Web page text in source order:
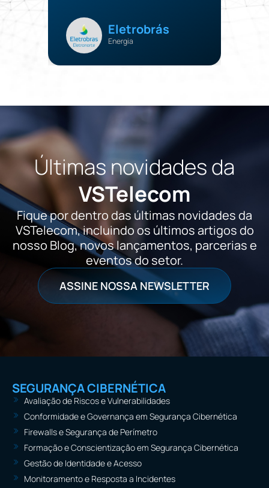
Eletrobrás
Energia
Últimas novidades da
VSTelecom
Fique por dentro das últimas novidades da
VSTelecom, incluindo os últimos artigos do
nosso Blog, novos lançamentos, parcerias e
eventos do setor.
ASSINE NOSSA NEWSLETTER
SEGURANÇA CIBERNÉTICA
Avaliação de Riscos e Vulnerabilidades
Conformidade e Governança em Segurança Cibernética
Firewalls e Segurança de Perímetro
Formação e Conscientização em Segurança Cibernética
Gestão de Identidade e Acesso
Monitoramento e Resposta a Incidentes